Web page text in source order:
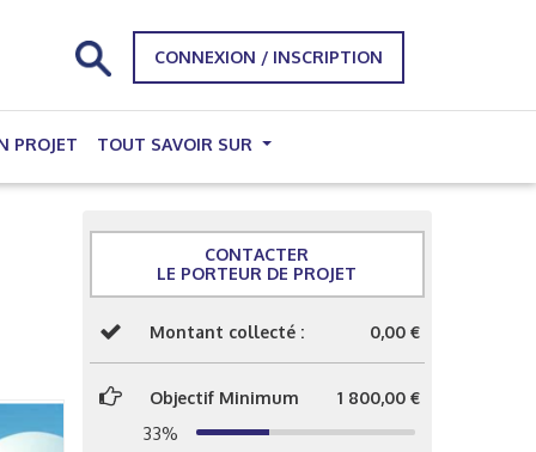
CONNEXION / INSCRIPTION
PROJET TOUT SAVOIR SUR
CONTACTER
LE PORTEUR DE PROJET
Montant collecté : 0,00 €
Objectif Minimum 1 800,00 €
33%